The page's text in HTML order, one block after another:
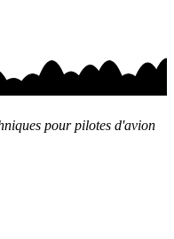
pour pilotes d'avion